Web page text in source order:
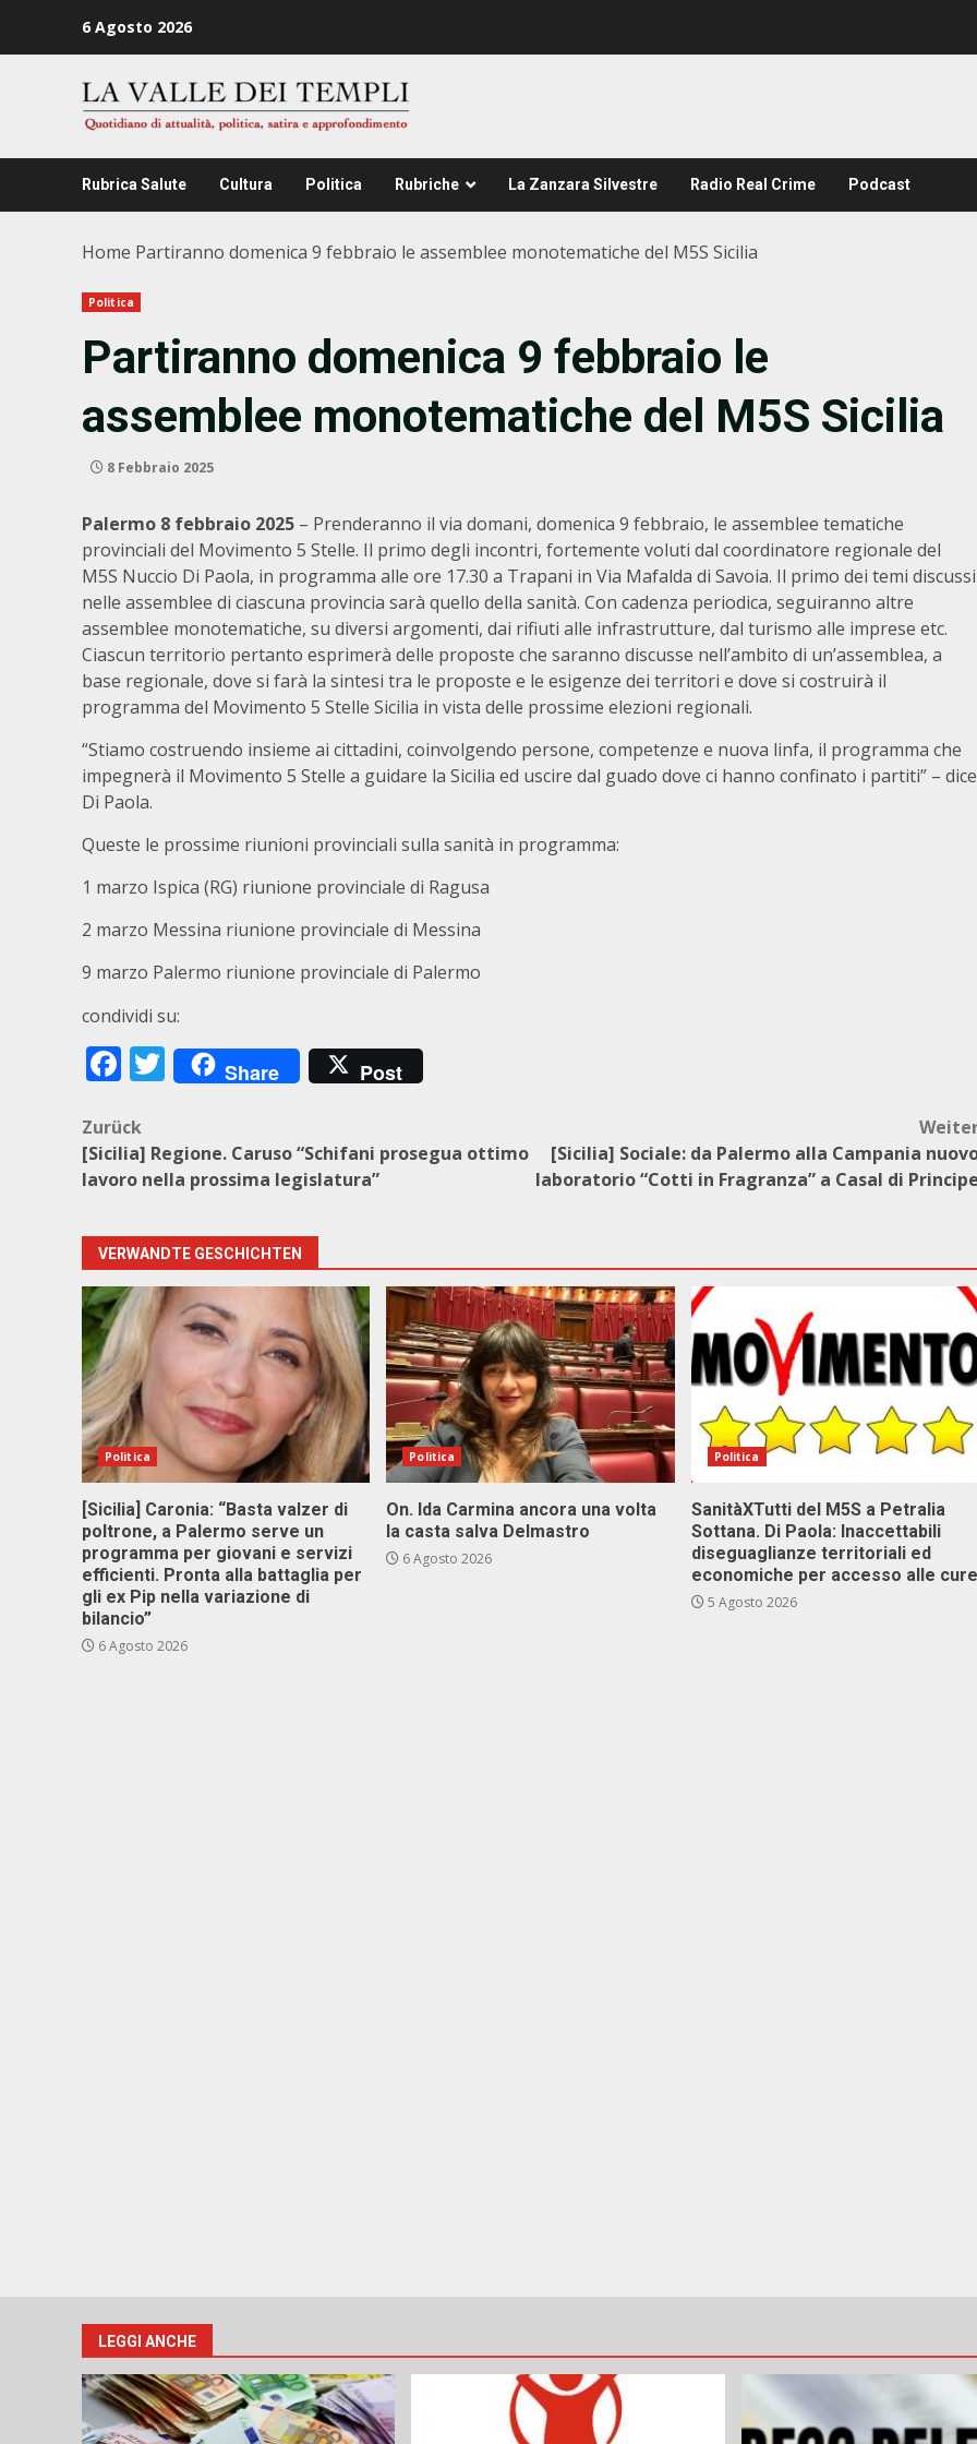
6 Agosto 2026
Rubrica Salute Cultura Politica Rubriche La Zanzara Silvestre Radio Real Crime Podcast
Home Partiranno domenica 9 febbraio le assemblee monotematiche del M5S Sicilia
Politica
Partiranno domenica 9 febbraio le
assemblee monotematiche del M5S Sicilia
8 Febbraio 2025
Palermo 8 febbraio 2025 – Prenderanno il via domani, domenica 9 febbraio, le assemblee tematiche
provinciali del Movimento 5 Stelle. Il primo degli incontri, fortemente voluti dal coordinatore regionale del
M5S Nuccio Di Paola, in programma alle ore 17.30 a Trapani in Via Mafalda di Savoia. Il primo dei temi discussi
nelle assemblee di ciascuna provincia sarà quello della sanità. Con cadenza periodica, seguiranno altre
assemblee monotematiche, su diversi argomenti, dai rifiuti alle infrastrutture, dal turismo alle imprese etc.
Ciascun territorio pertanto esprimerà delle proposte che saranno discusse nell’ambito di un’assemblea, a
base regionale, dove si farà la sintesi tra le proposte e le esigenze dei territori e dove si costruirà il
programma del Movimento 5 Stelle Sicilia in vista delle prossime elezioni regionali.
“Stiamo costruendo insieme ai cittadini, coinvolgendo persone, competenze e nuova linfa, il programma che
impegnerà il Movimento 5 Stelle a guidare la Sicilia ed uscire dal guado dove ci hanno confinato i partiti” – dice
Di Paola.
Queste le prossime riunioni provinciali sulla sanità in programma:
1 marzo Ispica (RG) riunione provinciale di Ragusa
2 marzo Messina riunione provinciale di Messina
9 marzo Palermo riunione provinciale di Palermo
condividi su:
Facebook
Twitter
Share Post
Beitragsnavigation
Zurück
[Sicilia] Regione. Caruso “Schifani prosegua ottimo
lavoro nella prossima legislatura”
[Sicilia] Sociale: da Palermo alla Campania
laboratorio “Cotti in Fragranza” a Casal di
VERWANDTE GESCHICHTEN
Politica
[Sicilia] Caronia: “Basta valzer di
poltrone, a Palermo serve un
programma per giovani e servizi
efficienti. Pronta alla battaglia per
gli ex Pip nella variazione di
bilancio”
6 Agosto 2026
Politica
On. Ida Carmina ancora una volta
la casta salva Delmastro
6 Agosto 2026
Politica
SanitàXTutti del M5S a Petralia
Sottana. Di Paola: Inaccettabili
diseguaglianze territoriali ed
economiche per accesso alle cure
5 Agosto 2026
LEGGI ANCHE